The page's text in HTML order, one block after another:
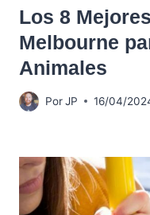
Los 8
Melbourne
Animales
PorJP 16/04/